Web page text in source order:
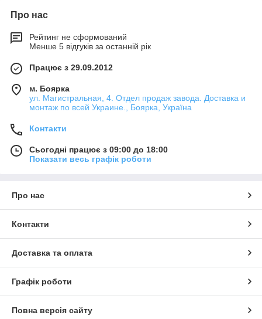
Про нас
Рейтинг не сформований
Менше 5 відгуків за останній рік
Працює з 29.09.2012
м. Боярка
ул. Магистральная, 4. Отдел продаж завода. Доставка и
монтаж по всей Украине., Боярка, Україна
Контакти
Сьогодні працює з 09:00 до 18:00
Показати весь графік роботи
Про нас
Контакти
Доставка та оплата
Графік роботи
Повна версія сайту